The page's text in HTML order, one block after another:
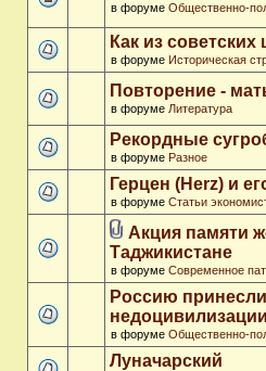
в форуме Общественно-
Как из
в форуме Историческая
Повторение -
в форуме Литература
Рекордные
в форуме Разное
Герцен (Herz) и
в форуме Статьи
Акция памяти
Таджикистане
в форуме Современное
Россию
недоцивилизации
в форуме Общественно-
Луначарский